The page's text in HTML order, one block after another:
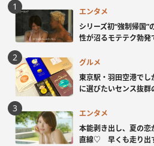
エンタメ
シリーズ初“強制帰国
性が沼るモテテク勃発
グルメ
東京駅・羽田空港で
に選びたいセンス抜群
エンタメ
本能剥き出し、夏の
直線♡ 早くも走り出